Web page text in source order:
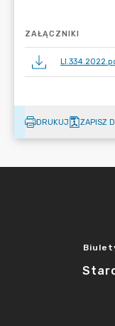
ZAŁĄCZNIKI
DRUKUJ ZAPISZ